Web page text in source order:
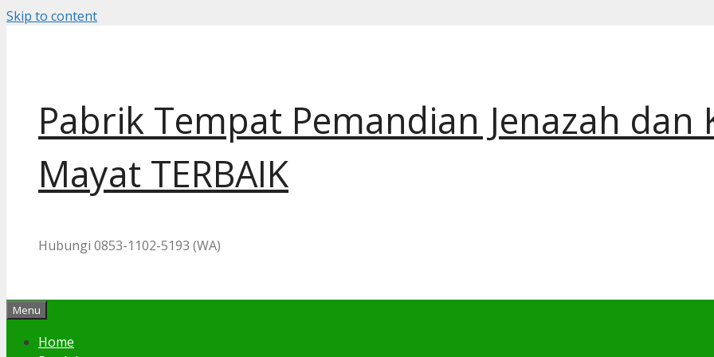
Skip to content
Pabrik Tempat Pemandian Jenazah dan
Mayat TERBAIK
Hubungi 0853-1102-5193 (WA)
Menu
Home